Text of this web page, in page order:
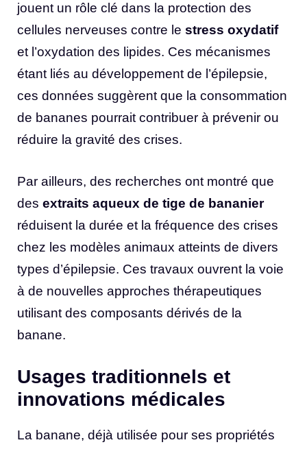
jouent un rôle clé dans la protection des
cellules nerveuses contre le stress oxydatif
et l’oxydation des lipides. Ces mécanismes
étant liés au développement de l’épilepsie,
ces données suggèrent que la consommation
de bananes pourrait contribuer à prévenir ou
réduire la gravité des crises.
Par ailleurs, des recherches ont montré que
des extraits aqueux de tige de bananier
réduisent la durée et la fréquence des crises
chez les modèles animaux atteints de divers
types d’épilepsie. Ces travaux ouvrent la voie
à de nouvelles approches thérapeutiques
utilisant des composants dérivés de la
banane.
Usages traditionnels et
innovations médicales
La banane, déjà utilisée pour ses propriétés